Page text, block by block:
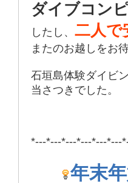
ダイブコン
したし、 二人で
またのお越しをお
石垣島体験ダイビ
当さつきでした。
*---*---*---*---*---*---
年末